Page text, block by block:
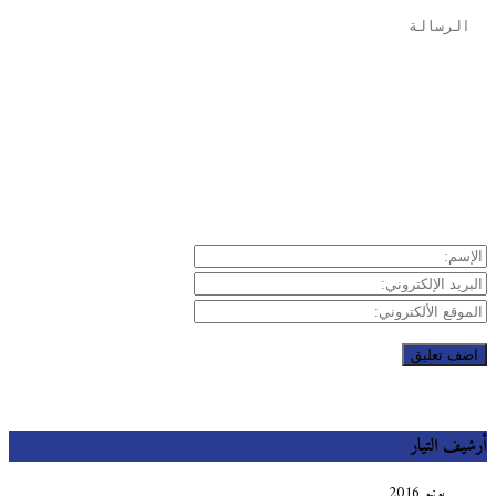
التيار